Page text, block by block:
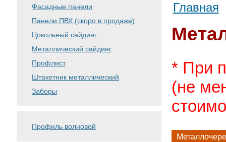
Фасадные панели
Панели ПВХ (скоро в продаже)
Цокольный сайдинг
Металлический сайдинг
Профлист
Штакетник металлический
Заборы
Профиль волновой
Главная
* При
(не